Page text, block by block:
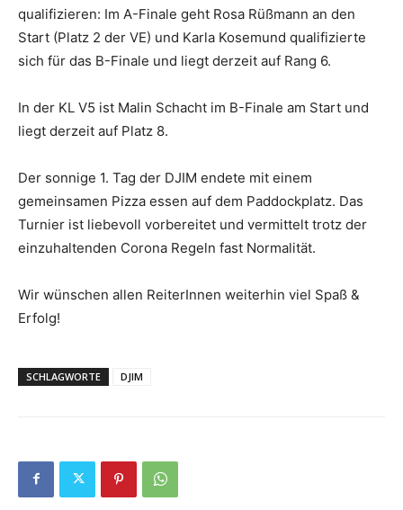
qualifizieren: Im A-Finale geht Rosa Rüßmann an den
Start (Platz 2 der VE) und Karla Kosemund qualifizierte
sich für das B-Finale und liegt derzeit auf Rang 6.
In der KL V5 ist Malin Schacht im B-Finale am Start und
liegt derzeit auf Platz 8.
Der sonnige 1. Tag der DJIM endete mit einem
gemeinsamen Pizza essen auf dem Paddockplatz. Das
Turnier ist liebevoll vorbereitet und vermittelt trotz der
einzuhaltenden Corona Regeln fast Normalität.
Wir wünschen allen ReiterInnen weiterhin viel Spaß &
Erfolg!
SCHLAGWORTE DJIM